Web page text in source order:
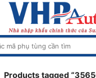
Products tagged